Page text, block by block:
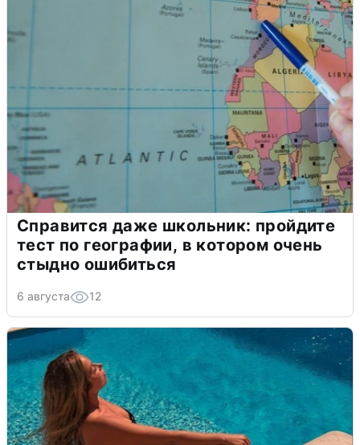
Справится даже школьник: пройдите
тест по географии, в котором очень
стыдно ошибиться
6 августа 12